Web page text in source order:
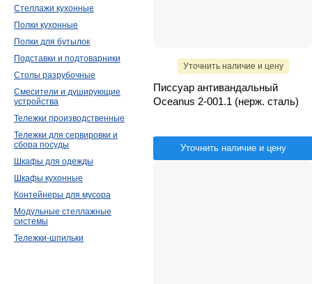
Уточнить наличие и цену
Писсуар антивандальный
Oceanus 2-001.1 (нерж. сталь)
Уточнить наличие и цену
Стеллажи кухонные
Полки кухонные
Полки для бутылок
Подставки и подтоварники
Столы разрубочные
Смесители и душирующие
устройства
Тележки производственные
Тележки для сервировки и
сбора посуды
Шкафы для одежды
Шкафы кухонные
Контейнеры для мусора
Модульные стеллажные
системы
Тележки-шпильки